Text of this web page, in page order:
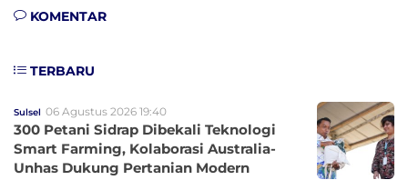
KOMENTAR
TERBARU
Sulsel 06 Agustus 2026 19:40
300 Petani Sidrap Dibekali Teknologi
Smart Farming, Kolaborasi Australia-
Unhas Dukung Pertanian Modern